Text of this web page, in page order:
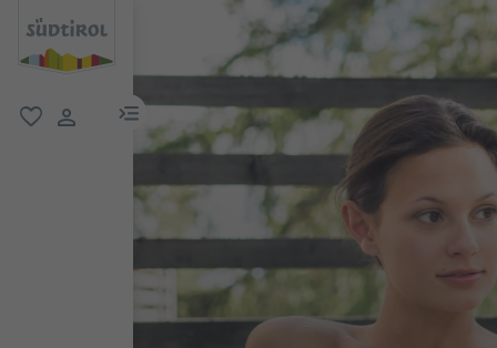
menu link